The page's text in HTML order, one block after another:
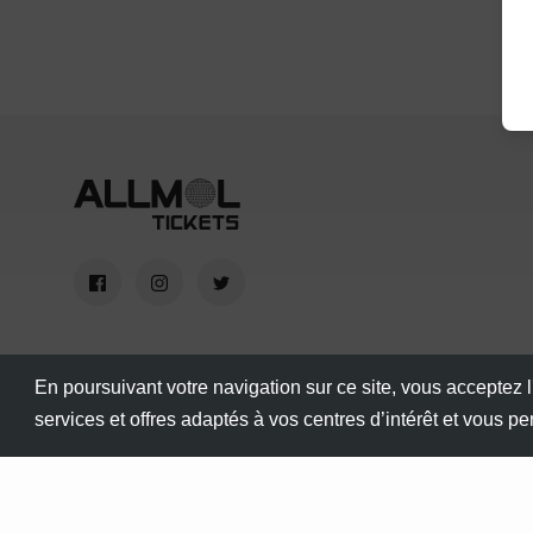
En poursuivant votre navigation sur ce site, vous
services et offres adaptés à vos centres d’intérêt et vous